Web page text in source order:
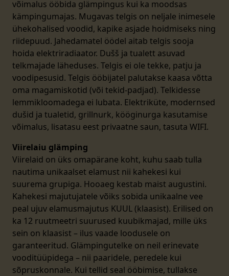
võimalus ööbida glämpingus kui ka moodsas
kämpingumajas. Mugavas telgis on neljale inimesele
ühekohalised voodid, kapike asjade hoidmiseks ning
riidepuud. Jahedamatel öödel aitab telgis sooja
hoida elektriradiaator. Dušš ja tualett asuvad
telkmajade läheduses. Telgis ei ole tekke, patju ja
voodipesusid. Telgis ööbijatel palutakse kaasa võtta
oma magamiskotid (või tekid-padjad). Telkidesse
lemmikloomadega ei lubata. Elektriküte, modernsed
dušid ja tualetid, grillnurk, kööginurga kasutamise
võimalus, lisatasu eest privaatne saun, tasuta WIFI.
Viirelaiu glämping
Viirelaid on üks omapärane koht, kuhu saab tulla
nautima unikaalset elamust nii kahekesi kui
suurema grupiga. Hooaeg kestab maist augustini.
Kahekesi majutujatele võiks sobida unikaalne vee
peal ujuv elamusmajutus KUUL (klaasist). Erilised on
ka 12 ruutmeetri suurused kuubikmajad, mille üks
sein on klaasist – ilus vaade loodusele on
garanteeritud. Glämpingutelke on neil erinevate
vooditüüpidega – nii paaridele, peredele kui
sõpruskonnale. Kui tellid seal ööbimise, tullakse